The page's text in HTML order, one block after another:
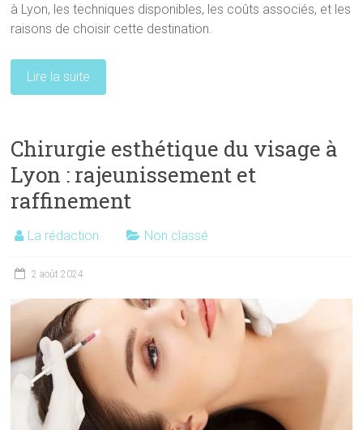
à Lyon, les techniques disponibles, les coûts associés, et les
raisons de choisir cette destination.
Lire la suite
Chirurgie esthétique du visage à
Lyon : rajeunissement et
raffinement
La rédaction Non classé
2 août 2024